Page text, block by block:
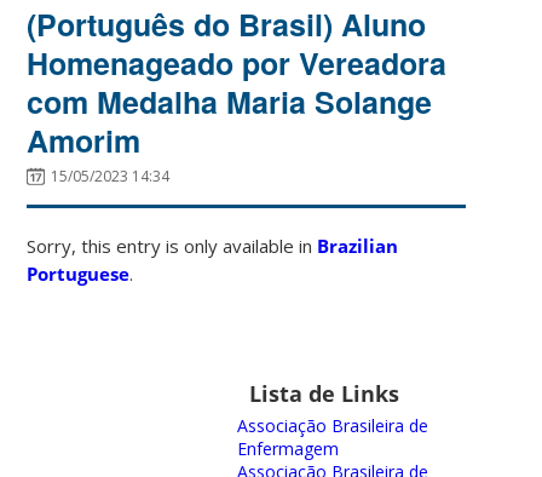
(Português do Brasil) Aluno
Homenageado por Vereadora
com Medalha Maria Solange
Amorim
15/05/2023 14:34
Sorry, this entry is only available in Brazilian
Portuguese.
Lista de Links
Associação Brasileira de
Enfermagem
Associação Brasileira de